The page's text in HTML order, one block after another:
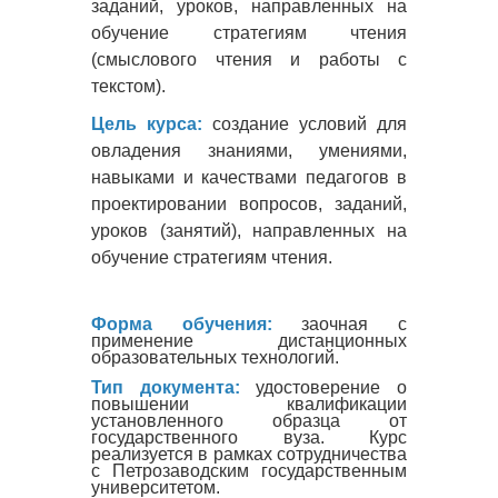
заданий, уроков, направленных на
обучение стратегиям чтения
(смыслового чтения и работы с
текстом).
Цель курса: создание условий для
овладения знаниями, умениями,
навыками и качествами педагогов в
проектировании вопросов, заданий,
уроков (занятий), направленных на
обучение стратегиям чтения.
Форма обучения: заочная с
применение дистанционных
образовательных технологий.
Тип документа:удостоверение о
повышении квалификации
установленного образца от
государственного вуза. Курс
реализуется в рамках сотрудничества
с Петрозаводским государственным
университетом.